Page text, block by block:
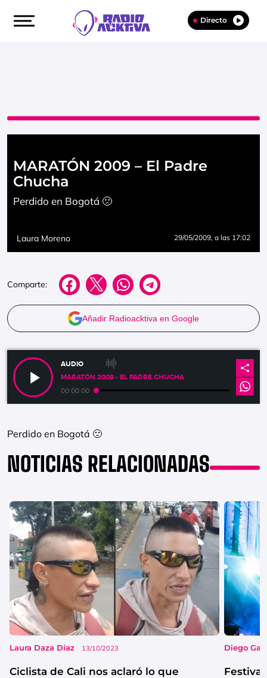
Directo
MARATÓN 2009 – El Padre
Chucha
Perdido en Bogotá 🙁
Laura Moreno 29/05/2009, a las 17:02
Comparte:
Añadir Radioacktiva en Google
AUDIO
MARATÓN 2009 - EL PADRE CHUCHA
00:00:00
Perdido en Bogotá 🙁
NOTICIAS RELACIONADAS
Laura Daza Díaz 13/10/2023
Ciclista de Cali nos aclaró lo que
Diego